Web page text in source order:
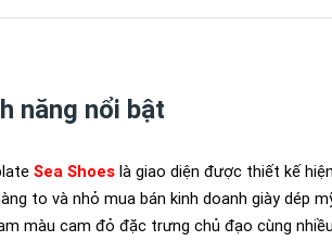
năng nổi bật
Sea Shoes là giao diện được thiết kế
to và nhỏ mua bán kinh doanh giày dép
màu cam đỏ đặc trưng chủ đạo cùng